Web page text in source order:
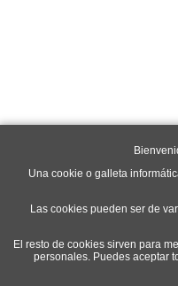
Una cookie o galleta
Las cookies pueden ser de
El resto de cookies sirven para
personales. Puedes aceptar